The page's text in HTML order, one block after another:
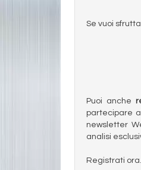
Se vuoi
Puoi anche
partecipare
newsletter
analisi
Registrati ora.